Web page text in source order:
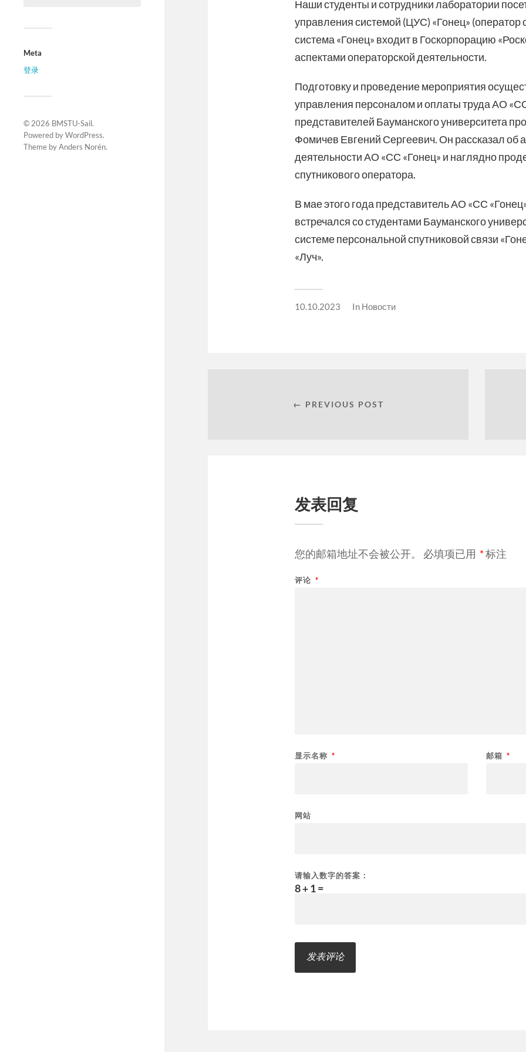
Meta
登录
© 2026 BMSTU-Sail.
Powered byWordPress.
Theme byAnders Norén.
Наши студенты и сотрудники лаборатории
управления системой (ЦУС) «Гонец»
система «Гонец» входит в Госкорпорацию
аспектами операторской деятельности.
Подготовку и проведение мероприятия
управления персоналом и оплаты труда АО
представителей Бауманского университета
Фомичев Евгений Сергеевич. Он рассказал об
деятельности АО «СС «Гонец» и наглядно
спутникового оператора.
В мае этого года представитель АО «СС
встречался со студентами Бауманского
системе персональной спутниковой связи
«Луч».
10.10.2023 In Новости
← PREVIOUS POST
发表回复
您的邮箱地址不会被公开。 必填项已用 *标注
评论 *
显示名称 * 邮箱 *
网站
请输入数字的答案：
8 + 1 =